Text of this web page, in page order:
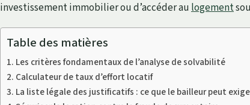
investissement immobilier ou d’accéder aulogement
Table des matières
Les critères fondamentaux de l’analyse de solvabilité
Calculateur de taux d’effort locatif
La liste légale des justificatifs : ce que le bailleur peut